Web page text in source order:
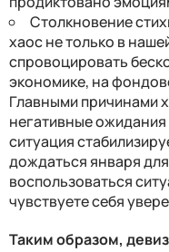
Столкновение
хаос не только в
спровоцировать
экономике, на
Главными причинами
негативные
ситуация
дождаться января
воспользоваться
чувствуете себя
Таким образом,